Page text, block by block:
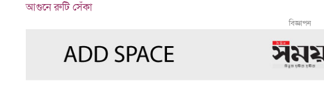
আগুনে রুটি সেঁকা
বিজ্ঞাপন